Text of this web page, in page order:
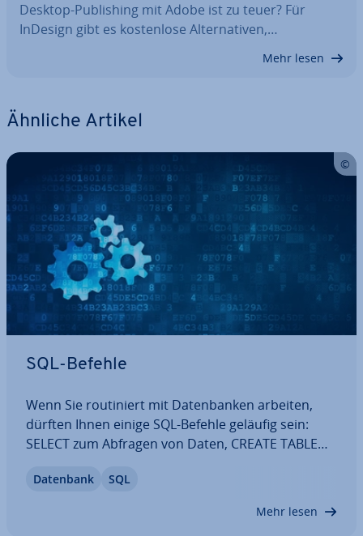
Desktop-Pu­bli­shing mit Adobe ist zu teuer? Für
InDesign gibt es kos­ten­lo­se Al­ter­na­ti­ven,…
Mehr lesen
Ähnliche Artikel
SQL-Befehle
Wenn Sie rou­ti­niert mit Da­ten­ban­ken arbeiten,
dürften Ihnen einige SQL-Befehle geläufig sein:
SELECT zum Abfragen von Daten, CREATE TABLE
Einfügen von Da­ten­sät­zen. Darüber hinaus
Datenbank SQL
Mehr lesen